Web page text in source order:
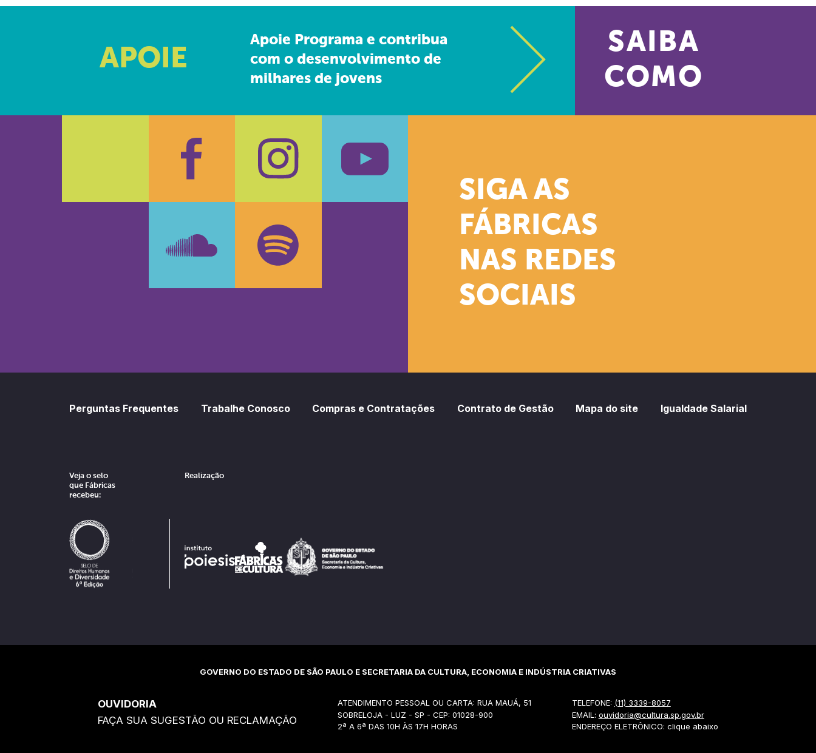
APOIE
Apoie Programa e contribua
com o desenvolvimento de
milhares de jovens
SAIBA
COMO
SIGA AS
FÁBRICAS
NAS REDES
SOCIAIS
FacebookInstagram
Perguntas Frequentes Trabalhe Conosco Compras e Contratações Contrato de Gestão Mapa do site Igualdade Salarial
Veja o selo
que Fábricas
recebeu:
Realização
GOVERNO DO ESTADO DE SÃO PAULO E SECRETARIA DA CULTURA, ECONOMIA E INDÚSTRIA CRIATIVAS
OUVIDORIA
FAÇA SUA SUGESTÃO OU RECLAMAÇÃO
ATENDIMENTO PESSOAL OU CARTA: RUA MAUÁ, 51
SOBRELOJA - LUZ - SP - CEP: 01028-900
2ª A 6ª DAS 10H ÀS 17H HORAS
TELEFONE: (11) 3339-8057
EMAIL: ouvidoria@cultura.sp.gov.br
ENDEREÇO ELETRÔNICO: clique abaixo